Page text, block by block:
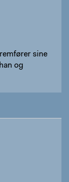
sine
og